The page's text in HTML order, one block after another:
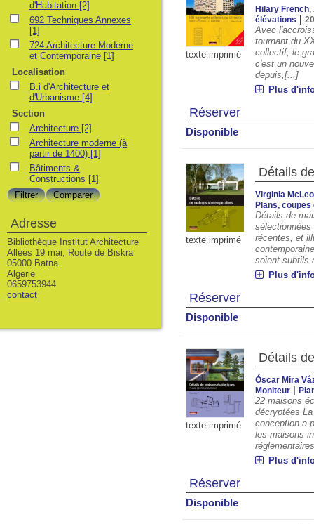
texte imprimé
Hilary French,
élévations
|
Avec
tournant du
collectif, le
c'est un
depuis,[...]
Plus
Réserver
Disponible
texte imprimé
Détails
Virginia
Plans,
Détails de
récentes, et
soient subtils
Plus
Réserver
Disponible
texte imprimé
Détails
Óscar Mira
Moniteur |
22 maisons
décryptées
conception a
les maisons
Plus
Réserver
Disponible
d'Habitation [2]
692 Techniques Annexes
[1]
724 Architecture Moderne
et Contemporaine [1]
Localisation
B.i d'Architecture et
d'Urbanisme [4]
Section
Architecture [2]
Architecture moderne (à
partir de 1400) [1]
Bâtiments &
Constructions [1]
Adresse
Bibliothèque Institut Architecture
Allées 19 mai, Route de Biskra
05000 Batna
Algerie
0659753944
contact